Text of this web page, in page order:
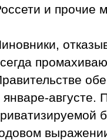
и прочие
январе-августе.